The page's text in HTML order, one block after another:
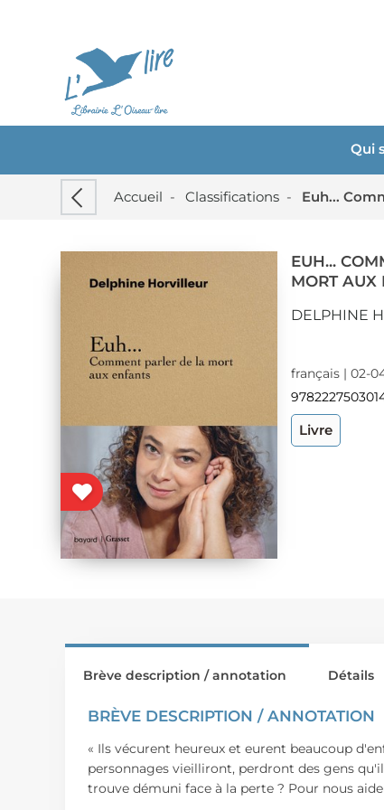
Qui
Accueil - Classifications - Euh...
EUH...
MORT AUX
DELPHINE
français | 02-
Livre
Brève description / annotation
BRÈVE DESCRIPTION / ANNOTATION
« Ils vécurent heureux et eurent beaucoup
personnages vieilliront, perdront des gens
trouve démuni face à la perte ? Pour nous
Détails